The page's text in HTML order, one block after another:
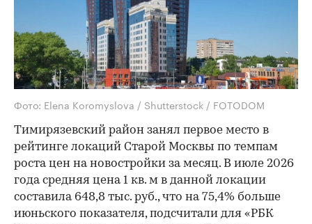
Фото: Elena Koromyslova / Shutterstock / FOTODOM
Тимирязевский район занял первое место в
рейтинге локаций Старой Москвы по темпам
роста цен на новостройки за месяц. В июле 2026
года средняя цена 1 кв. м в данной локации
составила 648,8 тыс. руб., что на 75,4% больше
июньского показателя, подсчитали для «РБК